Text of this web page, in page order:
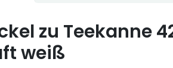
zu Teekanne
weiß